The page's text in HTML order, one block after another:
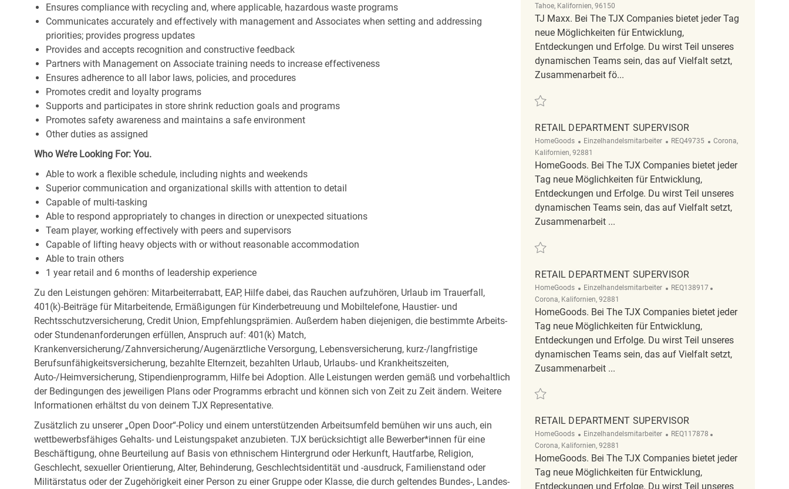
Ensures compliance with recycling and, where applicable, hazardous waste programs
Communicates accurately and effectively with management and Associates when setting and addressing
priorities; provides progress updates
Provides and accepts recognition and constructive feedback
Partners with Management on Associate training needs to increase effectiveness
Ensures adherence to all labor laws, policies, and procedures
Promotes credit and loyalty programs
Supports and participates in store shrink reduction goals and programs
Promotes safety awareness and maintains a safe environment
Other duties as assigned
Who We’re Looking For: You.
Able to work a flexible schedule, including nights and weekends
Superior communication and organizational skills with attention to detail
Capable of multi-tasking
Able to respond appropriately to changes in direction or unexpected situations
Team player, working effectively with peers and supervisors
Capable of lifting heavy objects with or without reasonable accommodation
Able to train others
1 year retail and 6 months of leadership experience
Zu den Leistungen gehören: Mitarbeiterrabatt, EAP, Hilfe dabei, das Rauchen aufzuhören, Urlaub im Trauerfall,
401(k)-Beiträge für Mitarbeitende, Ermäßigungen für Kinderbetreuung und Mobiltelefone, Haustier- und
Rechtsschutzversicherung, Credit Union, Empfehlungsprämien. Außerdem haben diejenigen, die bestimmte Arbeits-
oder Stundenanforderungen erfüllen, Anspruch auf: 401(k) Match,
Krankenversicherung/Zahnversicherung/Augenärztliche Versorgung, Lebensversicherung, kurz-/langfristige
Berufsunfähigkeitsversicherung, bezahlte Elternzeit, bezahlten Urlaub, Urlaubs- und Krankheitszeiten,
Auto-/Heimversicherung, Stipendienprogramm, Hilfe bei Adoption. Alle Leistungen werden gemäß und vorbehaltlich
der Bedingungen des jeweiligen Plans oder Programms erbracht und können sich von Zeit zu Zeit ändern. Weitere
Informationen erhältst du von deinem TJX Representative.
Zusätzlich zu unserer „Open Door“-Policy und einem unterstützenden Arbeitsumfeld bemühen wir uns auch, ein
wettbewerbsfähiges Gehalts- und Leistungspaket anzubieten. TJX berücksichtigt alle Bewerber*innen für eine
Beschäftigung, ohne Beurteilung auf Basis von ethnischem Hintergrund oder Herkunft, Hautfarbe, Religion,
Geschlecht, sexueller Orientierung, Alter, Behinderung, Geschlechtsidentität und -ausdruck, Familienstand oder
Militärstatus oder der Zugehörigkeit einer Person zu einer Gruppe oder Klasse, die durch geltendes Bundes-, Landes-
Tahoe, Kalifornien, 96150
TJ Maxx. Bei The TJX Companies bietet jeder Tag
neue Möglichkeiten für Entwicklung,
Entdeckungen und Erfolge. Du wirst Teil unseres
dynamischen Teams sein, das auf Vielfalt setzt,
Zusammenarbeit fö...
Retten Retail Department Supervisor REQ65484
RETAIL DEPARTMENT SUPERVISOR
HomeGoods Kategorie
Einzelhandelsmitarbeiter ReqId
REQ49735 Ort
Corona,
Kalifornien, 92881
HomeGoods. Bei The TJX Companies bietet jeder
Tag neue Möglichkeiten für Entwicklung,
Entdeckungen und Erfolge. Du wirst Teil unseres
dynamischen Teams sein, das auf Vielfalt setzt,
Zusammenarbeit ...
RETAIL DEPARTMENT SUPERVISOR
HomeGoods Kategorie
Einzelhandelsmitarbeiter ReqId
REQ138917
Corona, Kalifornien, 92881
HomeGoods. Bei The TJX Companies bietet jeder
Tag neue Möglichkeiten für Entwicklung,
Entdeckungen und Erfolge. Du wirst Teil unseres
dynamischen Teams sein, das auf Vielfalt setzt,
Zusammenarbeit ...
Retten Retail Department Supervisor REQ138917
RETAIL DEPARTMENT SUPERVISOR
HomeGoods Kategorie
Einzelhandelsmitarbeiter ReqId
REQ117878
Corona, Kalifornien, 92881
HomeGoods. Bei The TJX Companies bietet jeder
Tag neue Möglichkeiten für Entwicklung,
Entdeckungen und Erfolge. Du wirst Teil unseres